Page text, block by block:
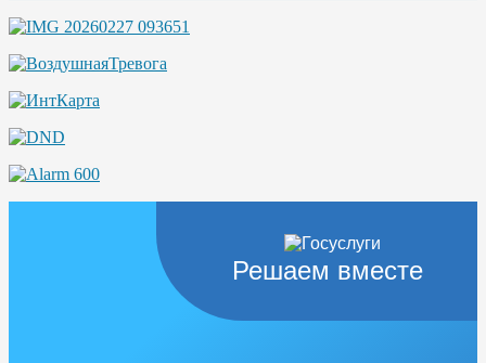
Решаем вместе